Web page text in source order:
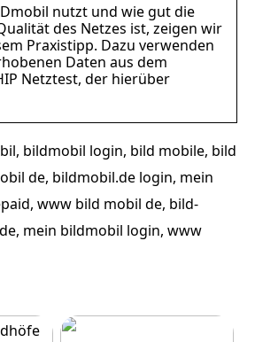
nutzt und wie gut die
des Netzes ist, zeigen wir
Praxistipp. Dazu verwenden
Daten aus dem
Netztest, der hierüber
bildmobil login, bild mobile, bild
de, bildmobil.de login, mein
www bild mobil de, bild-
mein bildmobil login, www